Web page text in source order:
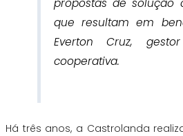
propostas de solução
que resultam em
Everton Cruz,
cooperativa.
Há três anos, a Castrolanda